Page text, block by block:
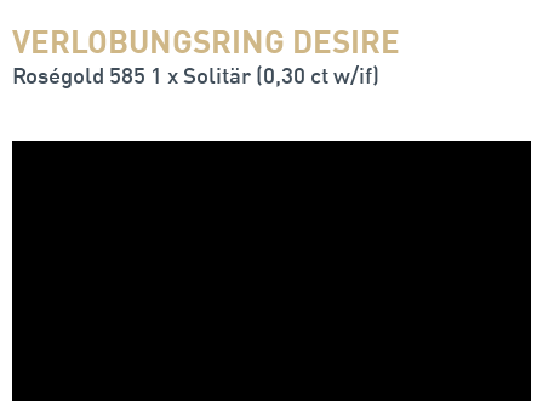
VERLOBUNGSRING DESIRE
Roségold 585 1 x Solitär (0,30 ct w/if)